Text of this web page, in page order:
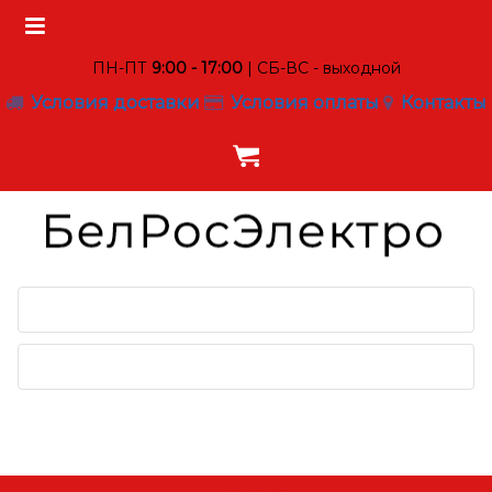
ПН-ПТ 9:00 - 17:00| СБ-ВС - выходной
Условия доставки Условия оплаты Контакты